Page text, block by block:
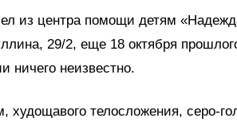
из центра помощи детям
29/2, еще 18 октября
ничего неизвестно.
худощавого телосложения, серо-